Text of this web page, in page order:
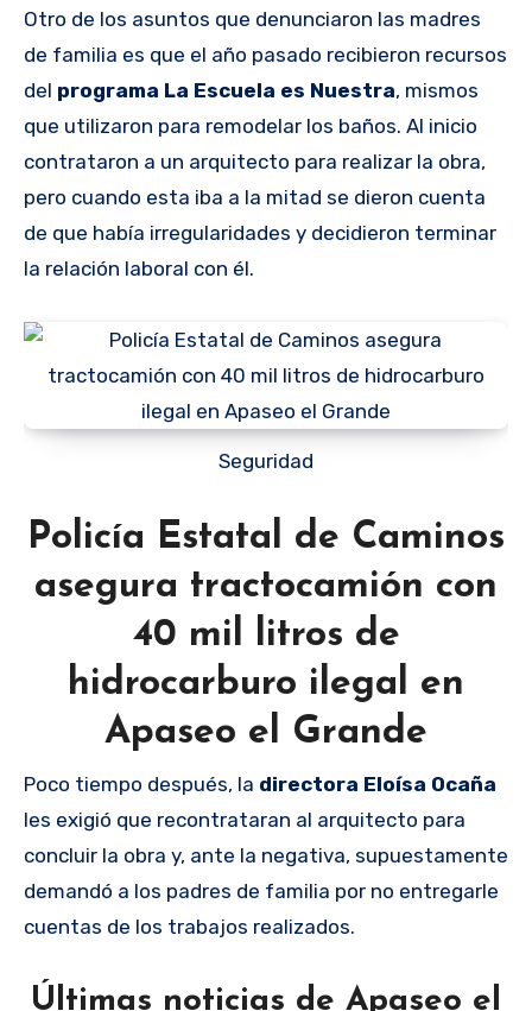
Otro de los asuntos que denunciaron las madres
de familia es que el año pasado recibieron recursos
del programa La Escuela es Nuestra, mismos
que utilizaron para remodelar los baños. Al inicio
contrataron a un arquitecto para realizar la obra,
pero cuando esta iba a la mitad se dieron cuenta
de que había irregularidades y decidieron terminar
la relación laboral con él.
Seguridad
Policía Estatal de Caminos
asegura tractocamión con
40 mil litros de
hidrocarburo ilegal en
Apaseo el Grande
Poco tiempo después, la directora Eloísa Ocaña
les exigió que recontrataran al arquitecto para
concluir la obra y, ante la negativa, supuestamente
demandó a los padres de familia por no entregarle
cuentas de los trabajos realizados.
Últimas noticias de Apaseo el